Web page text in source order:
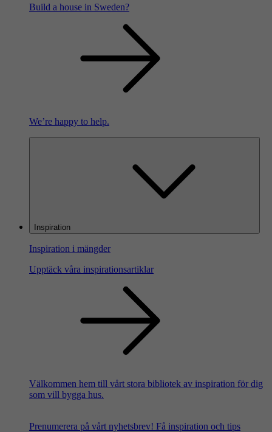
Build a house in Sweden?
We’re happy to help.
Inspiration
Inspiration i mängder
Upptäck våra inspirationsartiklar
Välkommen hem till vårt stora bibliotek av inspiration för dig
som vill bygga hus.
Prenumerera på vårt nyhetsbrev! Få inspiration och tips